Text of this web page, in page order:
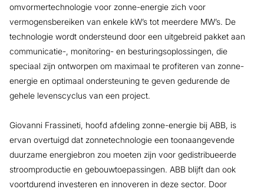
omvormertechnologie voor zonne-energie zich voor
vermogensbereiken van enkele kW’s tot meerdere MW’s. De
technologie wordt ondersteund door een uitgebreid pakket aan
communicatie-, monitoring- en besturingsoplossingen, die
speciaal zijn ontworpen om maximaal te profiteren van zonne-
energie en optimaal ondersteuning te geven gedurende de
gehele levenscyclus van een project.
Giovanni Frassineti, hoofd afdeling zonne-energie bij ABB, is
ervan overtuigd dat zonnetechnologie een toonaangevende
duurzame energiebron zou moeten zijn voor gedistribueerde
stroomproductie en gebouwtoepassingen. ABB blijft dan ook
voortdurend investeren en innoveren in deze sector. Door